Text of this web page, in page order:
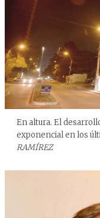
En altura. El
exponencial en los
RAMÍREZ